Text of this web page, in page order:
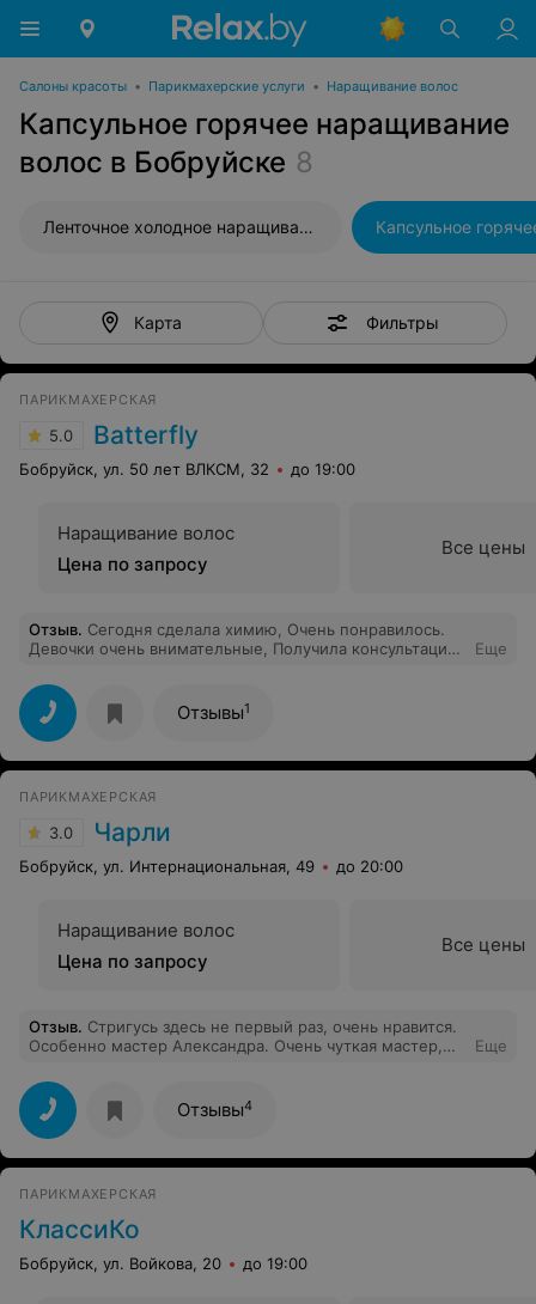
Салоны красоты • Парикмахерские услуги • Наращивание волос
Капсульное горячее наращивание
волос в Бобруйске 8
Ленточное холодное наращивание волос
Карта Фильтры
ПАРИКМАХЕРСКАЯ
5.0 Batterfly
Бобруйск, ул. 50 лет ВЛКСМ, 32 до 19:00
Наращивание волос
Цена по запросу
Все цены
Отзыв. Сегодня сделала химию, Очень понравилось.
Девочки очень внимательные, Получила консультацию
хорошо, быстро. Результатом осталась довольна!Всем
рекомендую, Девочкам огромное спасибо!)
Еще
Отзывы1
ПАРИКМАХЕРСКАЯ
3.0 Чарли
Бобруйск, ул. Интернациональная, 49 до 20:00
Наращивание волос
Цена по запросу
Все цены
Отзыв. Стригусь здесь не первый раз, очень нравится.
Особенно мастер Александра. Очень чуткая мастер,
Еще
Отзывы4
ПАРИКМАХЕРСКАЯ
КлассиКо
Бобруйск, ул. Войкова, 20 до 19:00